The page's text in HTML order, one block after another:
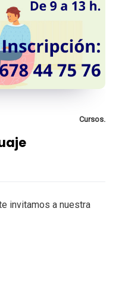
Cursos.
invitamos a nuestra